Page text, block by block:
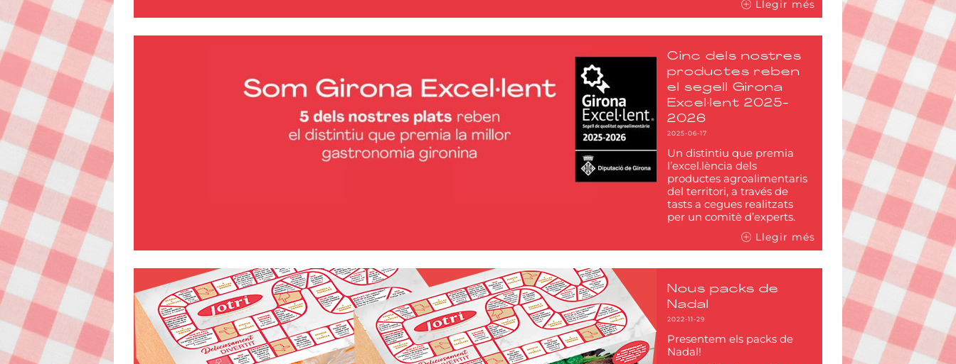
Llegir més
Cinc dels nostres
productes reben
el segell Girona
Excel·lent 2025-
2026
2025-06-17
Un distintiu que premia
l’excel.lència dels
productes agroalimentaris
del territori, a través de
tasts a cegues realitzats
per un comitè d’experts.
Llegir més
Nous packs de
Nadal
2022-11-29
Presentem els packs de
Nadal!